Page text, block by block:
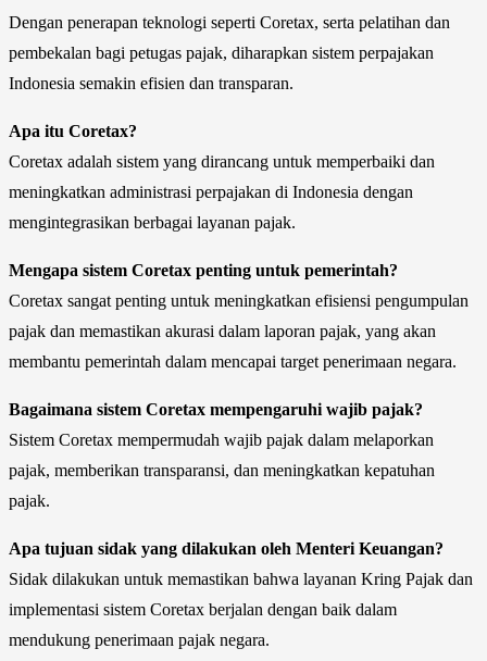
Dengan penerapan teknologi seperti Coretax, serta pelatihan dan
pembekalan bagi petugas pajak, diharapkan sistem perpajakan
Indonesia semakin efisien dan transparan.
Apa itu Coretax?
Coretax adalah sistem yang dirancang untuk memperbaiki dan
meningkatkan administrasi perpajakan di Indonesia dengan
mengintegrasikan berbagai layanan pajak.
Mengapa sistem Coretax penting untuk pemerintah?
Coretax sangat penting untuk meningkatkan efisiensi pengumpulan
pajak dan memastikan akurasi dalam laporan pajak, yang akan
membantu pemerintah dalam mencapai target penerimaan negara.
Bagaimana sistem Coretax mempengaruhi wajib pajak?
Sistem Coretax mempermudah wajib pajak dalam melaporkan
pajak, memberikan transparansi, dan meningkatkan kepatuhan
pajak.
Apa tujuan sidak yang dilakukan oleh Menteri Keuangan?
Sidak dilakukan untuk memastikan bahwa layanan Kring Pajak dan
implementasi sistem Coretax berjalan dengan baik dalam
mendukung penerimaan pajak negara.